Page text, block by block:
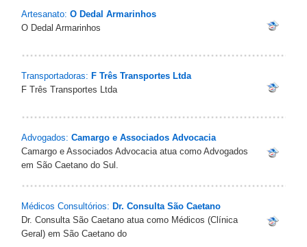
Artesanato: O Dedal Armarinhos
O Dedal Armarinhos
Transportadoras: F Três Transportes Ltda
F Três Transportes Ltda
Advogados: Camargo e Associados Advocacia
Camargo e Associados Advocacia atua como Advogados
em São Caetano do Sul.
Médicos Consultórios: Dr. Consulta São Caetano
Dr. Consulta São Caetano atua como Médicos (Clínica
Geral) em São Caetano do